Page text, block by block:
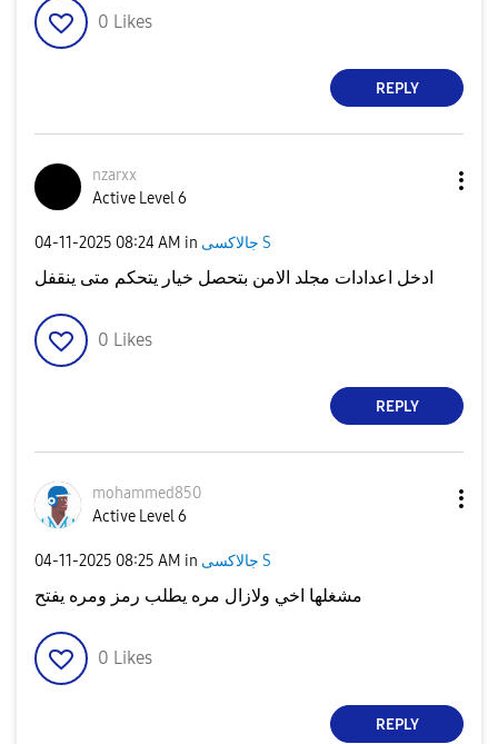
0 Likes
REPLY
nzarxx
Active Level 6
‎04-11-2025 08:24 AM in جالاكسى S
ادخل اعدادات مجلد الامن بتحصل خيار يتحكم متى ينقفل
0 Likes
REPLY
mohammed850
Active Level 6
‎04-11-2025 08:25 AM in جالاكسى S
مشغلها اخي ولازال مره يطلب رمز ومره يفتح
0 Likes
REPLY